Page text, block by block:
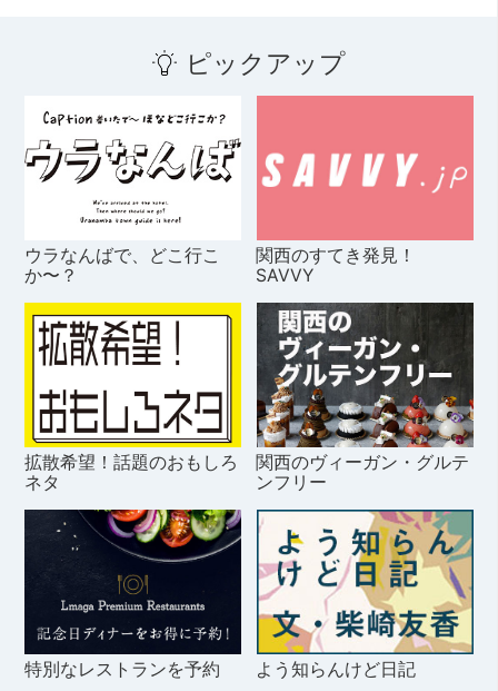
ピックアップ
ウラなんばで、どこ行こ
か〜？
関西のすてき発見！
SAVVY
拡散希望！話題のおもしろ
ネタ
関西のヴィーガン・グルテ
ンフリー
特別なレストランを予約 よう知らんけど日記